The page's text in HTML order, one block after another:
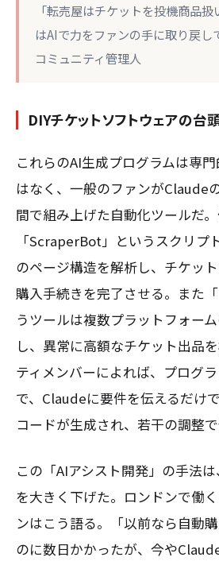
「転売屋はチケットを投機商品
はAIで力をファンの手に取り戻
コミュニティ管理人
DIYチケットソフトウェアの台
これらのAI生成プログラムは専
はなく、一般のファンがClaude
間で組み上げた自動化ツールだ
「ScraperBot」というスクリ
のページ構造を解析し、チケッ
購入手続きを完了させる。また
うツールは複数プラットフォー
し、異常に高額なチケット出品
ティメンバーによれば、プログ
で、Claudeに要件を伝えるだけ
コードが生成され、若干の調整で
この「AIアシスト開発」の手法
を大きく下げた。ロンドンで働
ンはこう語る。「以前なら自動
のに数日かかったが、今や